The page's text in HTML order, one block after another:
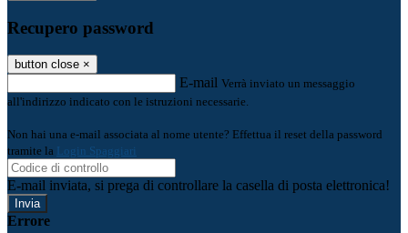
Recupero password
button close ×
E-mail Verrà inviato un messaggio
all'indirizzo indicato con le istruzioni necessarie.
Non hai una e-mail associata al nome utente? Effettua il reset della password
tramite la Login Spaggiari
E-mail inviata, si prega di controllare la casella di posta elettronica!
Errore